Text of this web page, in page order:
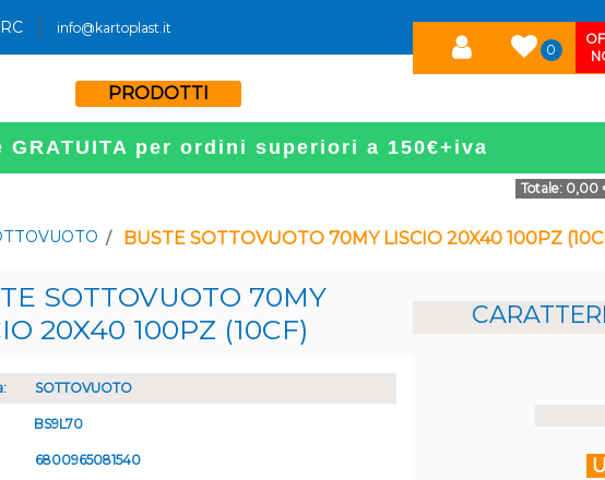
info@kartoplast.it
0
PRODOTTI
GRATUITA per ordini superiori a 150€+iva
Totale: 0,00
BUSTE SOTTOVUOTO 70MY LISCIO 20X40 100PZ
SOTTOVUOTO 70MY
20X40 100PZ (10CF)
SOTTOVUOTO
BS9L70
6800965081540